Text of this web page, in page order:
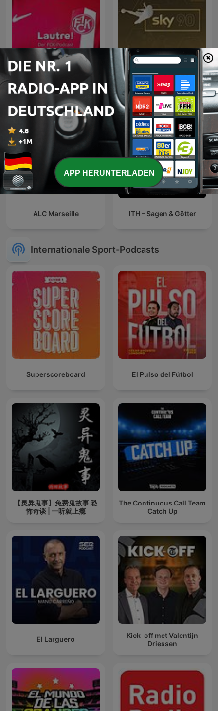
Lautre - Der FCK-Podcast
Sky90 – die
Fußballdebatte | Sky Sport
Podcast
ALC Marseille ITH – Sagen & Götter
Internationale Sport-Podcasts
Superscoreboard El Pulso del Fútbol
【灵异鬼事】免费鬼故事 恐
怖奇谈 | 一听就上瘾
The Continuous Call Team
Catch Up
El Larguero
Kick-off met Valentijn
Driessen
APP HERUNTERLADEN